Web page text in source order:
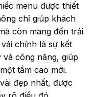
menu được thiết
chỉ giúp khách
còn mang đến trải
chính là sự kết
công năng, giúp
tầm cao mới.
đẹp nhất, được